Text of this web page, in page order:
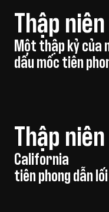
Thập
Một thập kỷ của
dấu mốc tiên
Thập
California
tiên phong dẫn lối